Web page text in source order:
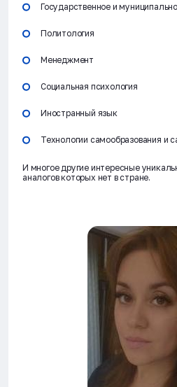
Государственное и
Политология
Менеджмент
Социальная психология
Иностранный язык
Технологии самообразования и
И многое другие интересные
аналогов которых нет в стране.